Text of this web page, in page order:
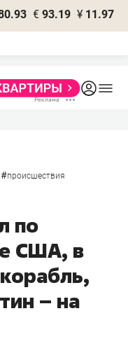
€ 93.19 ¥ 11.97
#происшествия
по
США, в
– на